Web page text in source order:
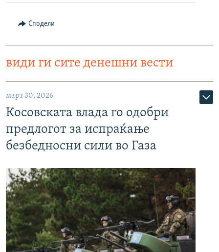
Сподели
види ги сите денешни вести
март 30, 2026
Косовската влада го одобри
предлогот за испраќање
безбедносни сили во Газа